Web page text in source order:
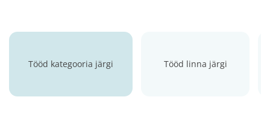
Tööd kategooria järgi Tööd linna järgi